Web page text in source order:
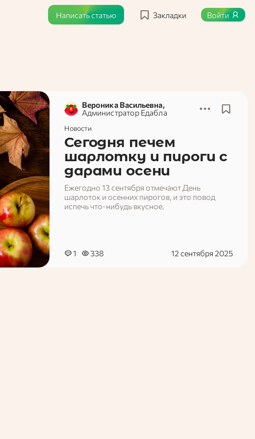
Написать статью Закладки Войти
Вероника Васильевна,
Администратор Едабла
Новости
Сегодня печем
шарлотку и пироги с
дарами осени
Ежегодно 13 сентября отмечают День
шарлоток и осенних пирогов, и это повод
испечь что-нибудь вкусное.
1 338 12 сентября 2025